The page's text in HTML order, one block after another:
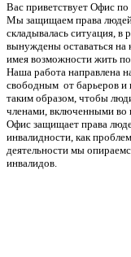
Вас приветствует Офис
Мы защищаем права людей
складывалась ситуация, в
вынуждены оставаться
имея возможности жить
Наша работа направлена
свободным от барьеров и
таким образом, чтобы
членами, включенными во
Офис защищает права
инвалидности, как
деятельности мы
инвалидов.